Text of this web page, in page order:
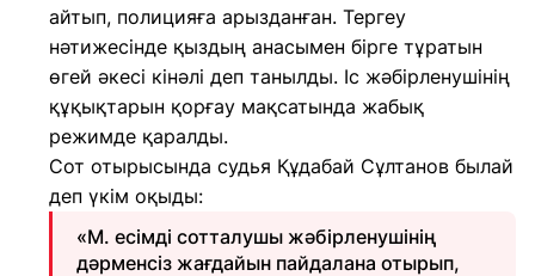
айтып, полицияға арызданған. Тергеу
нәтижесінде қыздың анасымен бірге тұратын
өгей әкесі кінәлі деп танылды. Іс жәбірленушінің
құқықтарын қорғау мақсатында жабық
режимде қаралды.
Сот отырысында судья Құдабай Сұлтанов былай
деп үкім оқыды:
«М. есімді сотталушы жәбірленушінің
дәрменсіз жағдайын пайдалана отырып,